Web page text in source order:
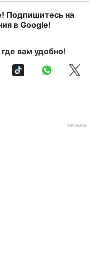
Подпишитесь на
в Google!
вам удобно!